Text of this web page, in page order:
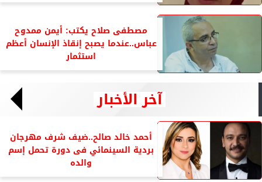
مصطفى صلاح يكتب: أيمن ممدوح
عباس..عندما يصبح إنقاذ الإنسان أعظم
استثمار
آخر الأخبار
أحمد خالد صالح..ضيف شرف مهرجان
بردية السينمائي فى دورة تحمل إسم
والده